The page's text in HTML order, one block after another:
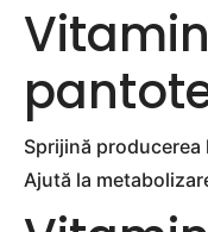
Sprijină
Ajută la